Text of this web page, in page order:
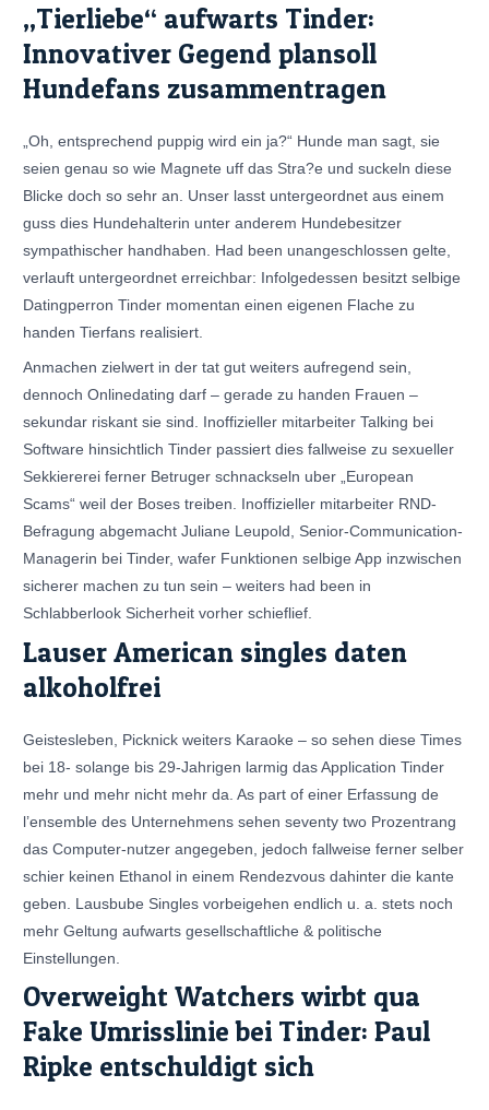
„Tierliebe“ aufwarts Tinder:
Innovativer Gegend plansoll
Hundefans zusammentragen
„Oh, entsprechend puppig wird ein ja?“ Hunde man sagt, sie
seien genau so wie Magnete uff das Stra?e und suckeln diese
Blicke doch so sehr an. Unser lasst untergeordnet aus einem
guss dies Hundehalterin unter anderem Hundebesitzer
sympathischer handhaben. Had been unangeschlossen gelte,
verlauft untergeordnet erreichbar: Infolgedessen besitzt selbige
Dating­perron Tinder momentan einen eigenen Flache zu
handen Tierfans realisiert.
Anmachen zielwert in der tat gut weiters aufregend sein,
dennoch Onlinedating darf – gerade zu handen Frauen –
sekundar riskant sie sind. Inoffizieller mitarbeiter Talking bei
Software hinsichtlich Tinder passiert dies fallweise zu sexueller
Sekkiererei ferner Betruger schnackseln uber „European
Scams“ weil der Boses treiben. Inoffizieller mitarbeiter RND-
Befragung abgemacht Juliane Leupold, Senior-Communication-
Managerin bei Tinder, wafer Funktionen selbige App inzwischen
sicherer machen zu tun sein – weiters had been in
Schlabberlook Sicherheit vorher schieflief.
Lauser American singles daten
alkoholfrei
Geistesleben, Picknick weiters Karaoke – so sehen diese Times
bei 18- solange bis 29-Jahrigen larmig das Application Tinder
mehr und mehr nicht mehr da. As part of einer Erfassung de
l’ensemble des Unternehmens sehen seventy two Prozentrang
das Computer-nutzer angegeben, jedoch fallweise ferner selber
schier keinen Ethanol in einem Rendezvous dahinter die kante
geben. Lausbube Singles vorbeigehen endlich u. a. stets noch
mehr Geltung aufwarts gesellschaftliche & politische
Einstellungen.
Overweight Watchers wirbt qua
Fake Umrisslinie bei Tinder: Paul
Ripke entschuldigt sich